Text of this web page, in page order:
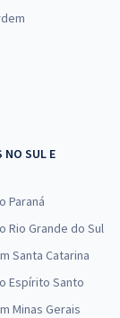
NO SUL E
Paraná
Rio Grande do Sul
Santa Catarina
Espírito Santo
Minas Gerais